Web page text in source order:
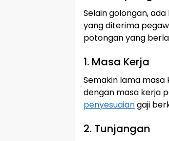
Selain golongan,
yang diterima
potongan yang
1. Masa Kerja
Semakin lama masa
dengan masa kerja
penyesuaiangaji
2. Tunjangan